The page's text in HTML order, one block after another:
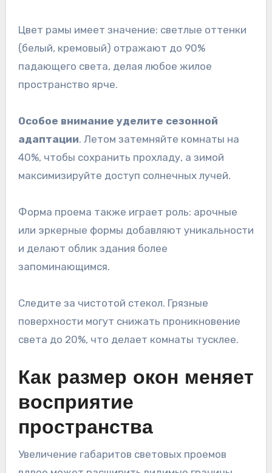
Цвет рамы имеет значение: светлые оттенки
(белый, кремовый) отражают до 90%
падающего света, делая любое жилое
пространство ярче.
Особое внимание уделите сезонной
адаптации. Летом затемняйте комнаты на
40%, чтобы сохранить прохладу, а зимой
максимизируйте доступ солнечных лучей.
Форма проема также играет роль: арочные
или эркерные формы добавляют уникальности
и делают облик здания более
запоминающимся.
Следите за чистотой стекол. Грязные
поверхности могут снижать проникновение
света до 20%, что делает комнаты тусклее.
Как размер окон меняет
восприятие
пространства
Увеличение габаритов световых проемов